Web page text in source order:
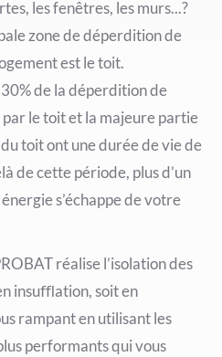
les fenêtres, les murs...?
zone de déperdition de
est le toit.
de la déperdition de
par le toit et la majeure partie
toit ont une durée de vie de
de cette période, plus d’un
s’échappe de votre
réalise l’isolation des
insuﬄation, soit en
rampant en utilisant les
performants qui vous